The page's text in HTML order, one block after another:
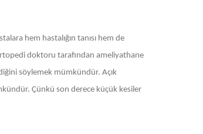
hem hastalığın tanısı hem de
doktoru tarafından ameliyathane
söylemek mümkündür. Açık
Çünkü son derece küçük kesiler